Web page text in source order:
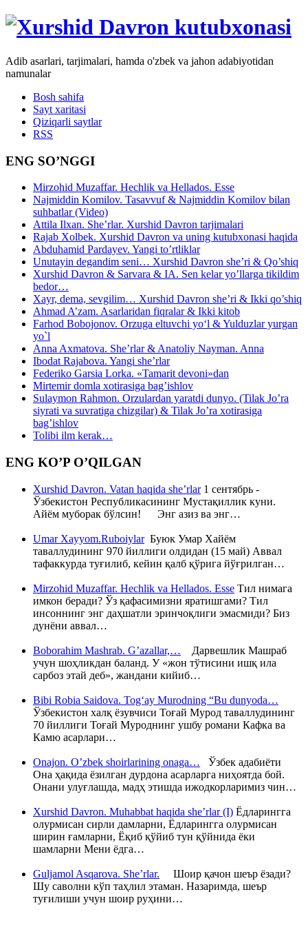
Adib asarlari, tarjimalari, hamda o'zbek va jahon adabiyotidan
namunalar
Bosh sahifa
Sayt xaritasi
Qiziqarli saytlar
RSS
ENG SO’NGGI
Mirzohid Muzaffar. Hechlik va Hellados. Esse
Najmiddin Komilov. Tasavvuf & Najmiddin Komilov bilan
suhbatlar (Video)
Attila Ilxan. She’rlar. Xurshid Davron tarjimalari
Rajab Xolbek. Xurshid Davron va uning kutubxonasi haqida
Abduhamid Pardayev. Yangi to’rtliklar
Unutayin degandim seni… Xurshid Davron she’ri & Qo’shiq
Xurshid Davron & Sarvara & IA. Sen kelar yo’llarga tikildim
bedor…
Xayr, dema, sevgilim… Xurshid Davron she’ri & Ikki qo’shiq
Ahmad A’zam. Asarlaridan fiqralar & Ikki kitob
Farhod Bobojonov. Orzuga eltuvchi yo‘l & Yulduzlar yurgan
yo`l
Anna Axmatova. She’rlar & Anatoliy Nayman. Anna
Ibodat Rajabova. Yangi she’rlar
Federiko Garsia Lorka. «Tamarit devoni»dan
Mirtemir domla xotirasiga bag’ishlov
Sulaymon Rahmon. Orzulardan yaratdi dunyo. (Tilak Jo’ra
siyrati va suvratiga chizgilar) & Tilak Jo’ra xotirasiga
bag’ishlov
Tolibi ilm kerak…
ENG KO’P O’QILGAN
Xurshid Davron. Vatan haqida she’rlar1 сентябрь -
Ўзбекистон Республикасининг Мустақиллик куни.
Айём муборак бўлсин! Энг азиз ва энг…
Umar Xayyom.RuboiylarБуюк Умар Хайём
таваллудининг 970 йиллиги олдидан (15 май) Аввал
тафаккурда туғилиб, кейин қалб қўрига йўғрилган…
Mirzohid Muzaffar. Hechlik va Hellados. Esse Тил нимага
имкон беради? Ўз қафасимизни яратишгами? Тил
инсоннинг энг даҳшатли эринчоқлиги эмасмиди? Биз
дунёни аввал…
Boborahim Mashrab. G’azallar,… Дарвешлик Машраб
учун шоҳликдан баланд. У «жон тўтисини ишқ ила
сарбоз этай деб», жандани кийиб…
Bibi Robia Saidova. Tog‘ay Murodning “Bu dunyoda…
Ўзбекистон халқ ёзувчиси Тоғай Мурод таваллудининг
70 йиллиги Тоғай Муроднинг ушбу романи Кафка ва
Камю асарлари…
Onajon. O’zbek shoirlarining onaga… Ўзбек адабиёти
Она ҳақида ёзилган дурдона асарларга ниҳоятда бой.
Онани улуғлашда, мадҳ этишда ижодкорларимиз чин…
Xurshid Davron. Muhabbat haqida she’rlar (I) Ёдларингга
олурмисан сирли дамларни, Ёдларингга олурмисан
ширин ғамларни, Ёқиб қўйиб тун қўйнида ёки
шамларни Мени ёдга…
Guljamol Asqarova. She’rlar. Шоир қачон шеър ёзади?
Шу саволни кўп таҳлил этаман. Назаримда, шеър
туғилиши учун шоир руҳини…